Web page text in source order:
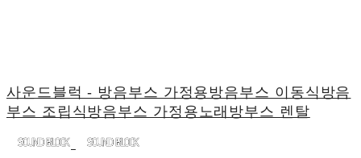
사운드블럭 - 방음부스 가정용방음부스 이동식방음
부스 조립식방음부스 가정용노래방부스 렌탈